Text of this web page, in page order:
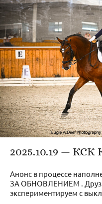
2025.10.19 — КСК
Анонс в процессе
ЗА ОБНОВЛЕНИЕМ .
экспериментируем с